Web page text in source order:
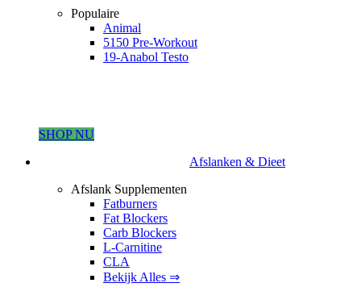
Populaire
Animal
5150 Pre-Workout
19-Anabol Testo
SHOP NU
Afslanken & Dieet
Afslank Supplementen
Fatburners
Fat Blockers
Carb Blockers
L-Carnitine
CLA
Bekijk Alles ⇒